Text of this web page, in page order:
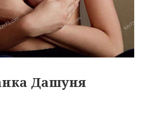
Дашуня